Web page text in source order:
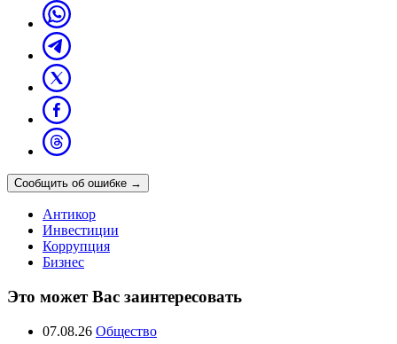
Сообщить об ошибке →
Антикор
Инвестиции
Коррупция
Бизнес
Это может Вас заинтересовать
07.08.26 Общество